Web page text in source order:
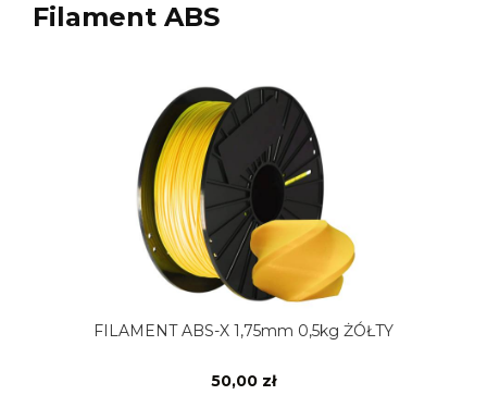
Filament ABS
FILAMENT ABS-X 1,75mm 0,5kg ŻÓŁTY
50,00 zł